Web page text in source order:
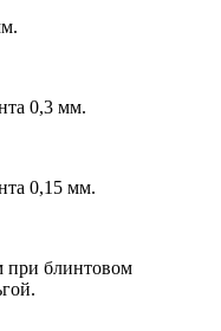
0,3 мм.
0,15 мм.
блинтовом